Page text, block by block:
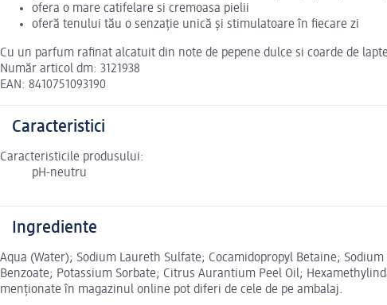
ofera o mare catifelare si cremoasa pielii
oferă tenului tău o senzație unică și stimulatoare în fiecare zi
Cu un parfum rafinat alcatuit din note de pepene dulce si coarde de
Număr articol dm: 3121938
EAN: 8410751093190
Caracteristici
Caracteristicile produsului:
pH-neutru
Ingrediente
Aqua (Water); Sodium Laureth Sulfate; Cocamidopropyl Betaine;
Benzoate; Potassium Sorbate; Citrus Aurantium Peel Oil;
menționate în magazinul online pot diferi de cele de pe ambalaj.